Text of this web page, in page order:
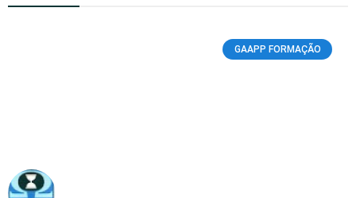
GAAPP FORMAÇÃO